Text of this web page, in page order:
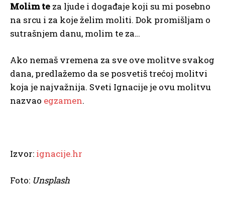
Molim te za ljude i događaje koji su mi posebno
na srcu i za koje želim moliti. Dok promišljam o
sutrašnjem danu, molim te za…
Ako nemaš vremena za sve ove molitve svakog
dana, predlažemo da se posvetiš trećoj molitvi
koja je najvažnija. Sveti Ignacije je ovu molitvu
nazvao egzamen.
Izvor: ignacije.hr
Foto: Unsplash